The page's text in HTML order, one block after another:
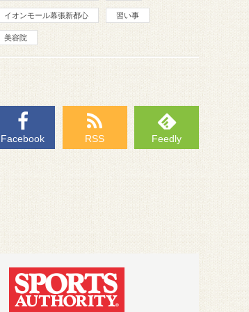
イオンモール幕張新都心 習い事
美容院
Facebook RSS Feedly